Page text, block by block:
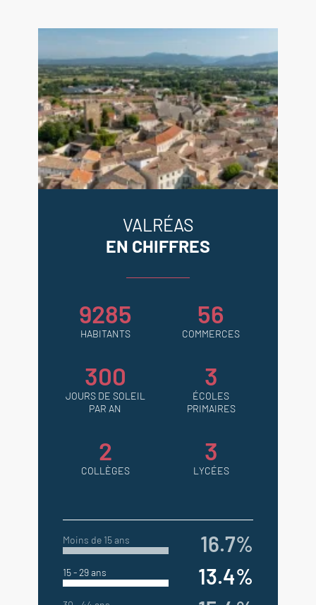
VALRÉAS
EN CHIFFRES
9285
HABITANTS
56
COMMERCES
300
JOURS DE SOLEIL
PAR AN
3
ÉCOLES
PRIMAIRES
2
COLLÈGES
3
LYCÉES
Moins de 15 ans 16.7%
15 - 29 ans 13.4%